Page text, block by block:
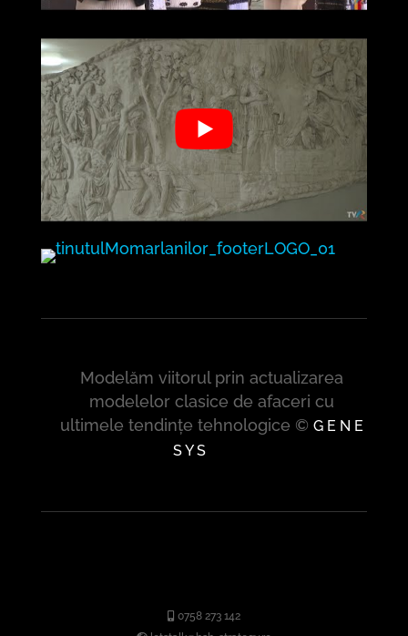
Modelăm viitorul prin actualizarea
modelelor clasice de afaceri cu
ultimele tendințe tehnologice ©G E N E
S Y S
0758 273 142